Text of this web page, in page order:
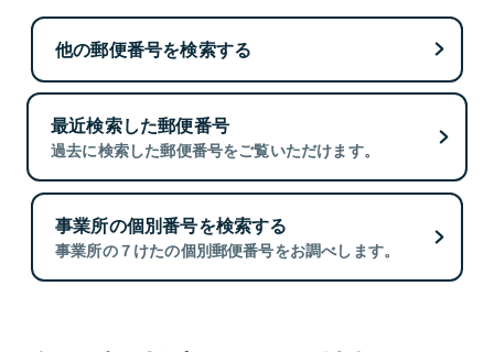
他の郵便番号を検索する
最近検索した郵便番号
過去に検索した郵便番号をご覧いただけます。
事業所の個別番号を検索する
事業所の７けたの個別郵便番号をお調べします。